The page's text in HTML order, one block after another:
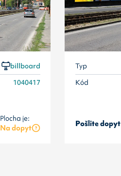
billboard
1040417
Plocha je:
Na dopyt
Typ
Kód
Pošlite dopyt